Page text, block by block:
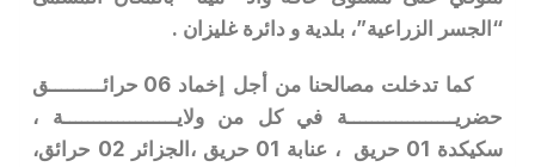
“الجسر الزراعية”، بلدية و دائرة غليزان .
كما تدخلت مصالحنا من أجل إخماد 06 حرائـــــــــق
حضريــــــــــــــــــة في كل من ولايـــــــــــــــــــة ،
سكيكدة 01 حريق ، عنابة 01 حريق ،الجزائر 02 حرائق،